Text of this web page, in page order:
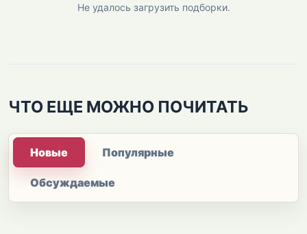
Не удалось загрузить подборки.
ЧТО ЕЩЕ МОЖНО ПОЧИТАТЬ
Новые Популярные
Обсуждаемые